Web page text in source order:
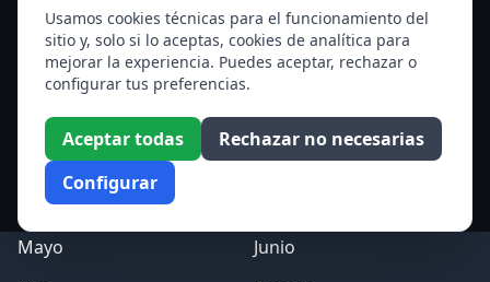
Usamos cookies técnicas para el funcionamiento del
sitio y, solo si lo aceptas, cookies de analítica para
mejorar la experiencia. Puedes aceptar, rechazar o
configurar tus preferencias.
Aceptar todas
Rechazar no necesarias
Configurar
San Sixto II papa
Ver todos los santos de hoy
Acceso a los Meses
Enero
Febrero
Marzo
Mayo
Junio